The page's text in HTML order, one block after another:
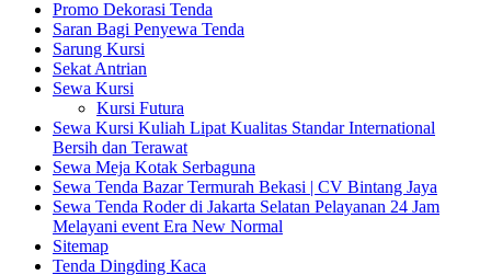
Promo Dekorasi Tenda
Saran Bagi Penyewa Tenda
Sarung Kursi
Sekat Antrian
Sewa Kursi
Kursi Futura
Sewa Kursi Kuliah Lipat Kualitas Standar International
Bersih dan Terawat
Sewa Meja Kotak Serbaguna
Sewa Tenda Bazar Termurah Bekasi | CV Bintang Jaya
Sewa Tenda Roder di Jakarta Selatan Pelayanan 24 Jam
Melayani event Era New Normal
Sitemap
Tenda Dingding Kaca